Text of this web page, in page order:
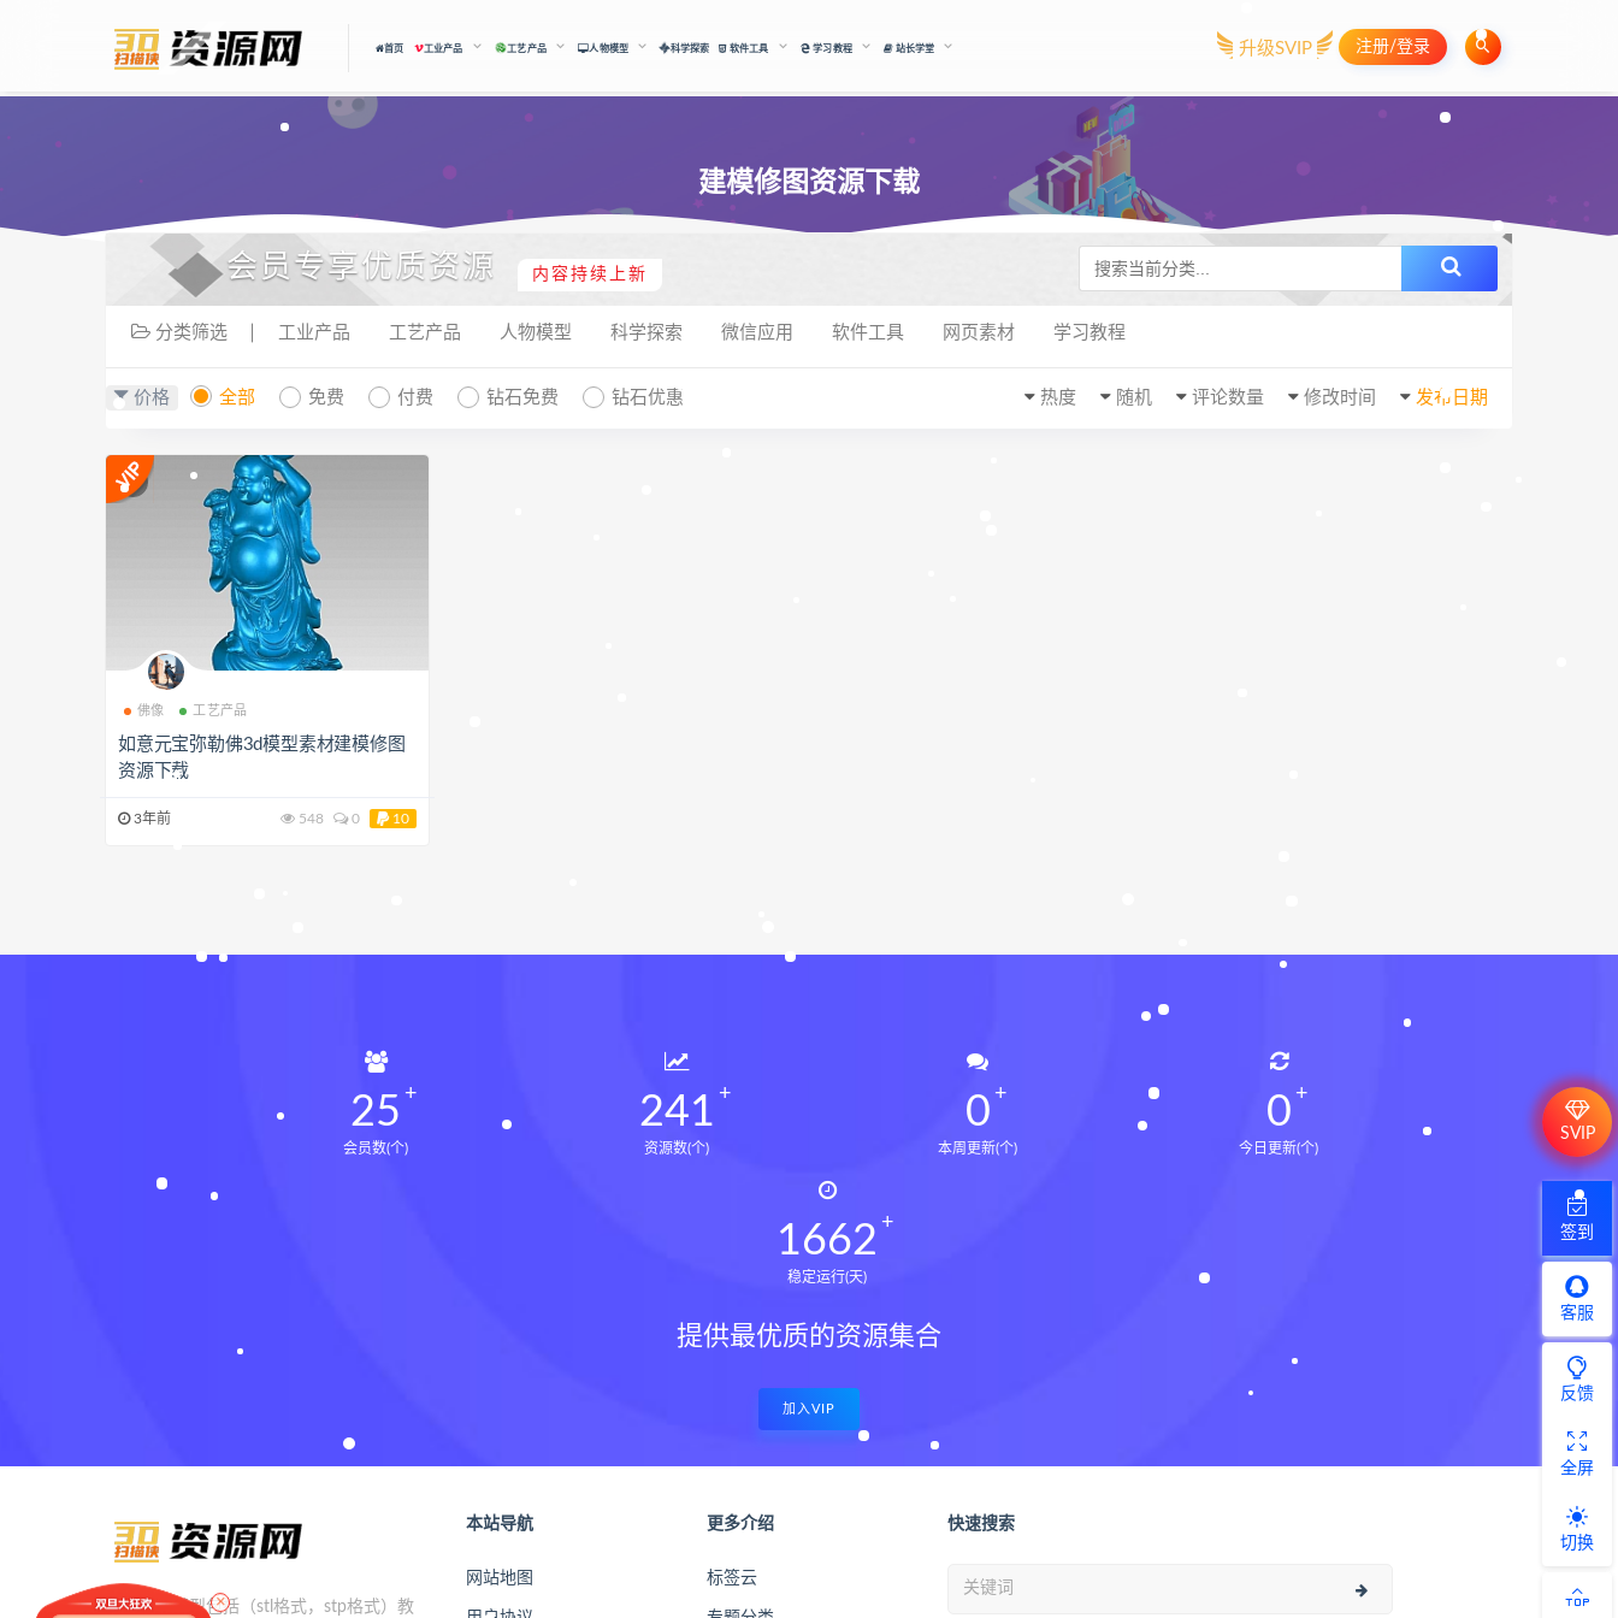
首页 工业产品 工艺产品 人物模型 科学探索 软件工具 学习教程 站长学堂 升级SVIP 注册/登录
建模修图资源下载
会员专享优质资源 内容持续上新
分类筛选 工业产品 工艺产品 人物模型 科学探索 微信应用 软件工具 网页素材 学习教程
价格 全部 免费 付费 钻石免费 钻石优惠 发布日期
修改时间
评论数量
随机
热度
佛像 工艺产品
如意元宝弥勒佛3d模型素材建模修图
资源下载
3年前 548 0 10
25
会员数(个)
244
资源数(个)
0
本周更新(个)
0
今日更新(个)
1678
稳定运行(天)
提供最优质的资源集合
加入VIP
本站提供模型包括（stl格式，stp格式）教
本站导航
网站地图
更多介绍
标签云
快速搜索
SVIP
签到
客服
反馈
全屏
切换
×